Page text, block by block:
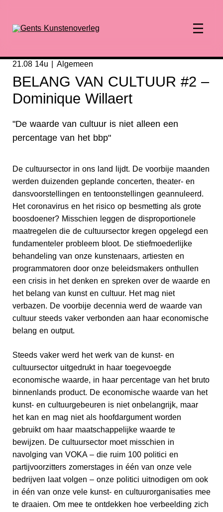
21.08 14u Algemeen
BELANG VAN CULTUUR #2 –
Dominique Willaert
"De waarde van cultuur is niet alleen een
percentage van het bbp"
De cultuursector in ons land lijdt. De voorbije maanden
werden duizenden geplande concerten, theater- en
dansvoorstellingen en tentoonstellingen geannuleerd.
Het coronavirus en het risico op besmetting als grote
boosdoener? Misschien leggen de disproportionele
maatregelen die de cultuursector kregen opgelegd een
fundamenteler probleem bloot. De stiefmoederlijke
behandeling van onze kunstenaars, artiesten en
programmatoren door onze beleidsmakers onthullen
een crisis in het denken en spreken over de waarde en
het belang van kunst en cultuur. Het mag niet
verbazen. De voorbije decennia werd de waarde van
cultuur steeds vaker verbonden aan haar economische
belang en output.
Steeds vaker werd het werk van de kunst- en
cultuursector uitgedrukt in haar toegevoegde
economische waarde, in haar percentage van het bruto
binnenlands product. De economische waarde van het
kunst- en cultuurgebeuren is niet onbelangrijk, maar
het kan en mag niet als hoofdargument worden
gebruikt om haar maatschappelijke waarde te
bewijzen. De cultuursector moet misschien in
navolging van VOKA – die ruim 100 politici en
partijvoorzitters zomerstages in één van onze vele
bedrijven laat volgen – onze politici uitnodigen om ook
in één van onze vele kunst- en cultuurorganisaties mee
te draaien. Om mee te ontdekken hoe verbeelding zich